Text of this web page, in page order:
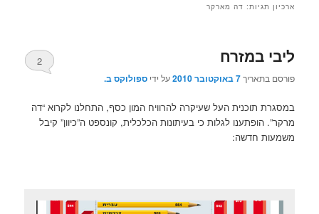
ארכיון תגיות: דה מארקר
ליבי במזרח
פורסם בתאריך7 באוקטובר 2010 על ידיספולוקס ב.
2
במסגרת תוכנית העל שעיקרה להרוויח המון כסף, התחלנו לקרוא “דה
מרקר”. הופתענו לגלות כי בעיתונות הכלכלית, קונספט ה”כיוון” קיבל
משמעות חדשה: